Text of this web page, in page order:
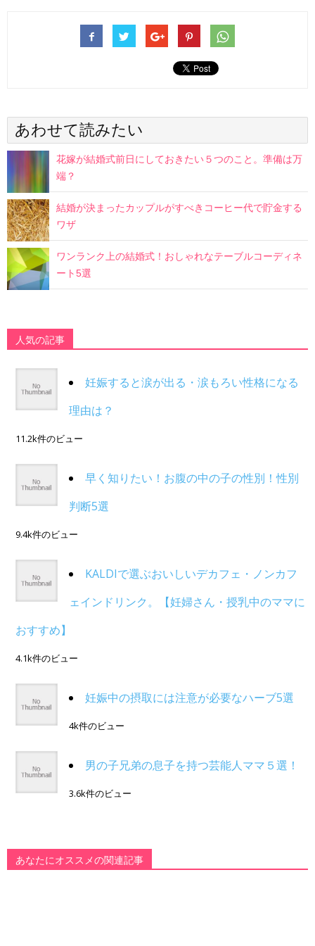
あわせて読みたい
花嫁が結婚式前日にしておきたい５つのこと。準備は万
端？
結婚が決まったカップルがすべきコーヒー代で貯金する
ワザ
ワンランク上の結婚式！おしゃれなテーブルコーディネ
ート5選
人気の記事
妊娠すると涙が出る・涙もろい性格になる
理由は？
11.2k件のビュー
早く知りたい！お腹の中の子の性別！性別
判断5選
9.4k件のビュー
KALDIで選ぶおいしいデカフェ・ノンカフ
ェインドリンク。【妊婦さん・授乳中のママに
おすすめ】
4.1k件のビュー
妊娠中の摂取には注意が必要なハーブ5選
4k件のビュー
男の子兄弟の息子を持つ芸能人ママ５選！
3.6k件のビュー
あなたにオススメの関連記事